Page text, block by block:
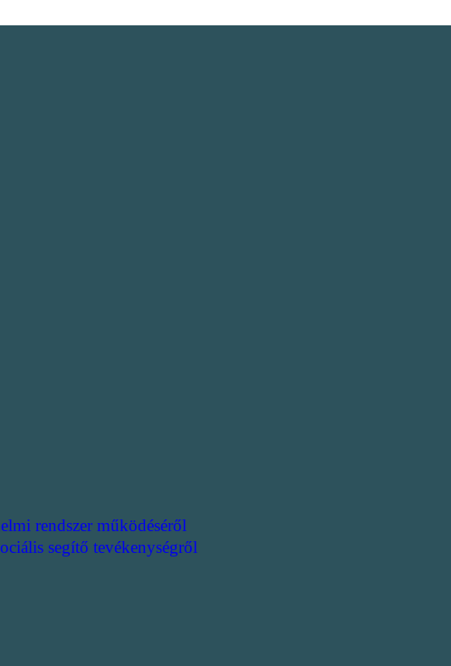
rendszer működéséről
segítő tevékenységről